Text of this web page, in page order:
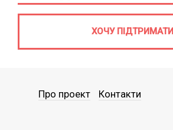
ХОЧУ ПІДТРИМАТИ
Про проект Контакти